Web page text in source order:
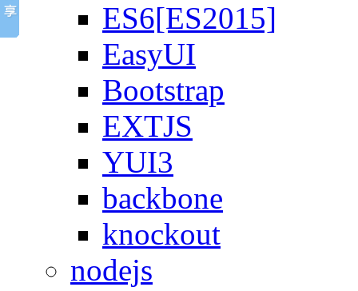
ES6[ES2015]
EasyUI
Bootstrap
EXTJS
YUI3
backbone
knockout
nodejs